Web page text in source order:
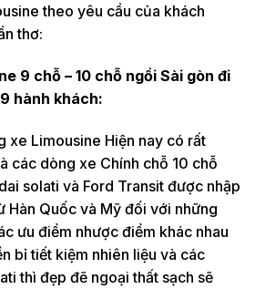
theo yêu cầu của khách
thơ:
9 chỗ – 10 chỗ ngồi Sài gòn đi
hành khách:
xe Limousine Hiện nay có rất
các dòng xe Chính chỗ 10 chỗ
solati và Ford Transit được nhập
Hàn Quốc và Mỹ đối với những
ưu điểm nhược điểm khác nhau
bỉ tiết kiệm nhiên liệu và các
thì đẹp đẽ ngoại thất sạch sẽ